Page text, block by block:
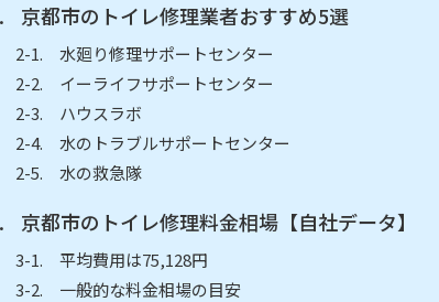
京都市のトイレ修理業者おすすめ5選
水廻り修理サポートセンター
イーライフサポートセンター
ハウスラボ
水のトラブルサポートセンター
水の救急隊
京都市のトイレ修理料金相場【自社データ】
平均費用は75,128円
一般的な料金相場の目安